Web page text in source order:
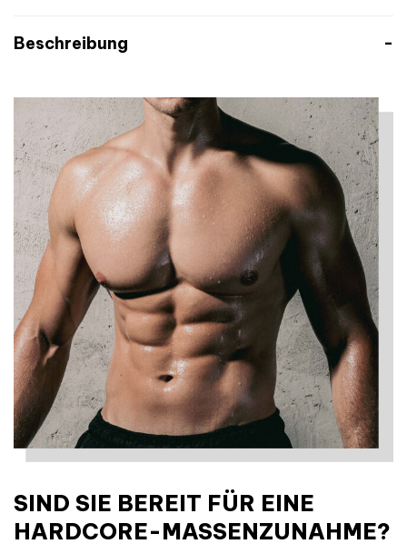
Beschreibung
SIND SIE BEREIT FÜR EINE
HARDCORE-MASSENZUNAHME?